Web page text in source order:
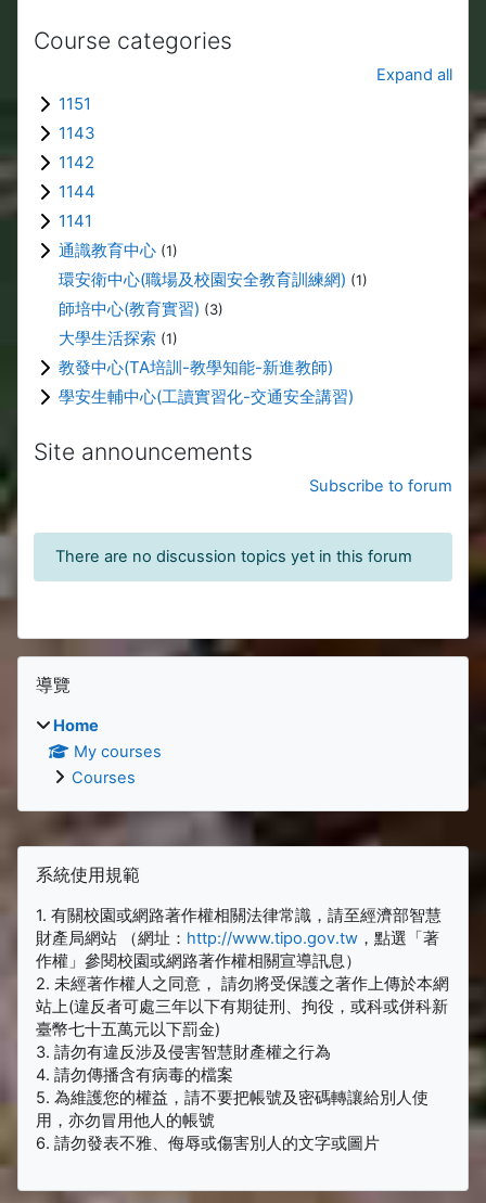
Course categories
Expand all
1151
1143
1142
1144
1141
通識教育中心 (1)
環安衛中心(職場及校園安全教育訓練網) (1)
師培中心(教育實習) (3)
大學生活探索 (1)
教發中心(TA培訓-教學知能-新進教師)
學安生輔中心(工讀實習化-交通安全講習)
Site announcements
Subscribe to forum
There are no discussion topics yet in this forum
Blocks
Skip 導覽
導覽
Home
My courses
Courses
Supplementary blocks
Skip 系統使用規範
系統使用規範
1. 有關校園或網路著作權相關法律常識，請至經濟部智慧
財產局網站 （網址： http://www.tipo.gov.tw ，點選「著
作權」參閱校園或網路著作權相關宣導訊息）
2. 未經著作權人之同意， 請勿將受保護之著作上傳於本網
站上(違反者可處三年以下有期徒刑、拘役，或科或併科新
臺幣七十五萬元以下罰金)
3. 請勿有違反涉及侵害智慧財產權之行為
4. 請勿傳播含有病毒的檔案
5. 為維護您的權益，請不要把帳號及密碼轉讓給別人使
用，亦勿冒用他人的帳號
6. 請勿發表不雅、侮辱或傷害別人的文字或圖片